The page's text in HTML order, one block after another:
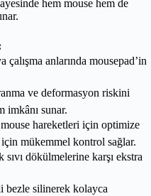
hem mouse hem de
çalışma anlarında mousepad’in
ve deformasyon riskini
imkânı sunar.
mouse hareketleri için optimize
mükemmel kontrol sağlar.
sıvı dökülmelerine karşı ekstra
bezle silinerek kolayca